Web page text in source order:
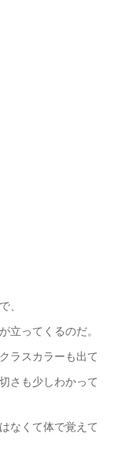
、
ってくるのだ。
ラスカラーも出て
さも少しわかって
なくて体で覚えて